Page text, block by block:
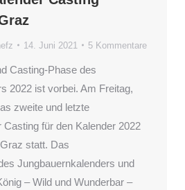
14. Juni 2021 5 Kommentare
Casting-Phase des
2022 ist vorbei. Am Freitag,
zweite und letzte
für den Kalender 2022
statt. Das
Jungbauernkalenders und
– Wild und Wunderbar –